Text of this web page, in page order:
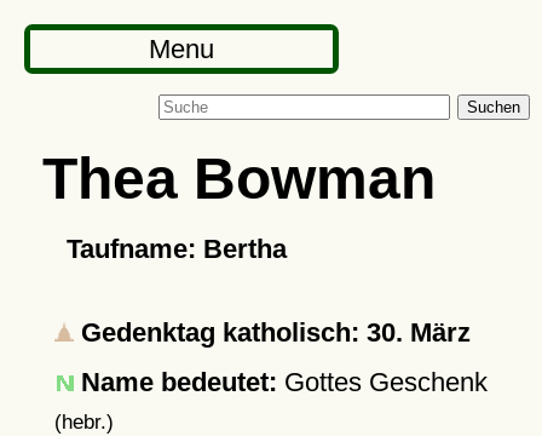
Menu
Suchen
Thea Bowman
Taufname: Bertha
Gedenktag katholisch: 30. März
Name bedeutet: Gottes Geschenk
(hebr.)